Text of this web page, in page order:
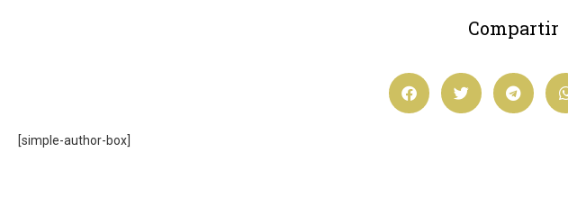
Compartir
[simple-author-box]